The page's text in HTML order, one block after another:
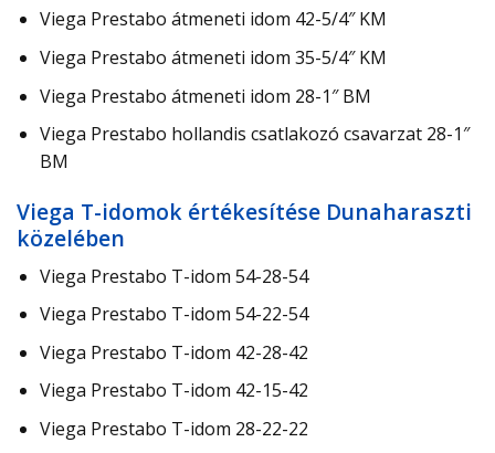
Viega Prestabo átmeneti idom 42-5/4″ KM
Viega Prestabo átmeneti idom 35-5/4″ KM
Viega Prestabo átmeneti idom 28-1″ BM
Viega Prestabo hollandis csatlakozó csavarzat 28-1″
BM
Viega T-idomok értékesítése Dunaharaszti
közelében
Viega Prestabo T-idom 54-28-54
Viega Prestabo T-idom 54-22-54
Viega Prestabo T-idom 42-28-42
Viega Prestabo T-idom 42-15-42
Viega Prestabo T-idom 28-22-22